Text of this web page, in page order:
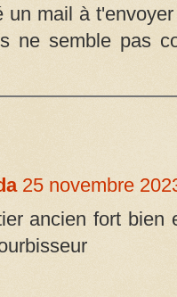
un mail à
ne semble pas
25 novembre
ancien fort bien